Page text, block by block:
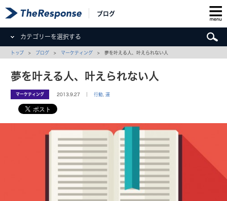
ブログ
カテゴリーを選択する
トップ > ブログ > マーケティング > 夢を叶える人、叶えられない人
夢を叶える人、叶えられない人
マーケティング 2013.9.27 ｜行動 ,運